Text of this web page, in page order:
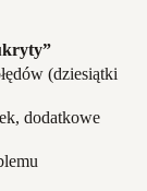
(dziesiątki
dodatkowe